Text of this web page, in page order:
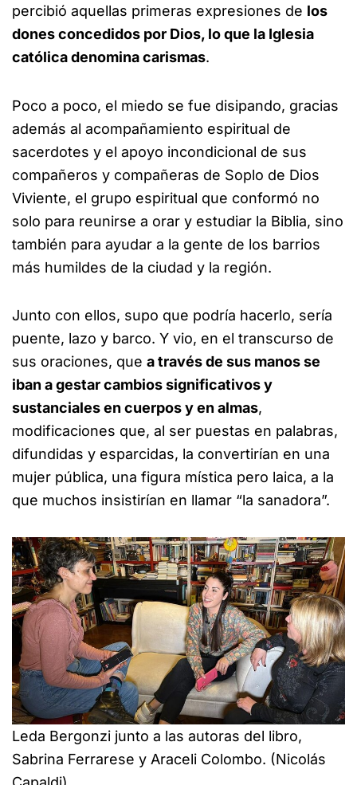
percibió aquellas primeras expresiones de los
dones concedidos por Dios, lo que la Iglesia
católica denomina carismas.
Poco a poco, el miedo se fue disipando, gracias
además al acompañamiento espiritual de
sacerdotes y el apoyo incondicional de sus
compañeros y compañeras de Soplo de Dios
Viviente, el grupo espiritual que conformó no
solo para reunirse a orar y estudiar la Biblia, sino
también para ayudar a la gente de los barrios
más humildes de la ciudad y la región.
Junto con ellos, supo que podría hacerlo, sería
puente, lazo y barco. Y vio, en el transcurso de
sus oraciones, que a través de sus manos se
iban a gestar cambios significativos y
sustanciales en cuerpos y en almas,
modificaciones que, al ser puestas en palabras,
difundidas y esparcidas, la convertirían en una
mujer pública, una figura mística pero laica, a la
que muchos insistirían en llamar “la sanadora”.
Leda Bergonzi junto a las autoras del libro,
Sabrina Ferrarese y Araceli Colombo. (Nicolás